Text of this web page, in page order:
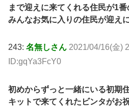
まで迎えに来てくれる住民が1番
みんなお気に入りの住民が迎え
243: 名無しさん 2021/04/16(金)
ID:gqYa3FcY0
初めからずっと一緒にいる初期
キットで来てくれたビンタがお